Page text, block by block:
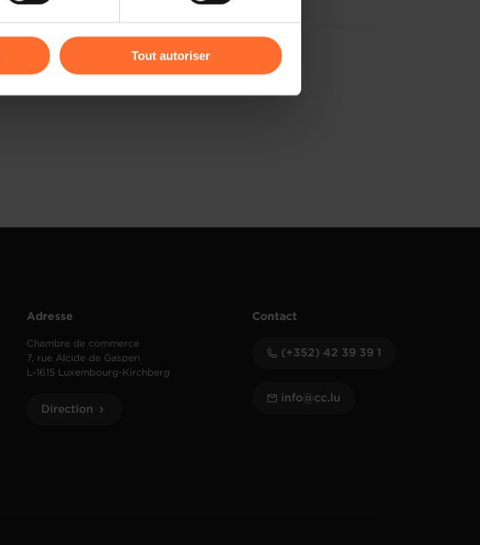
Tout autoriser
Adresse
Chambre de commerce
7, rue Alcide de Gasperi
L-1615 Luxembourg-Kirchberg
Direction
Contact
(+352) 42 39 39 1
info@cc.lu